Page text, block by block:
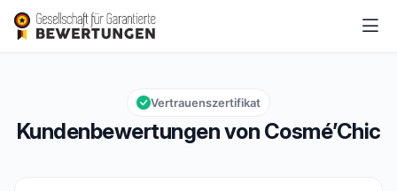
Cosmé’Chic
Gesamtbewertung: 9,4 von 10
9,4/10
Kundenbewertungen von Cosmé’Chic
Vertrauenszertifikat